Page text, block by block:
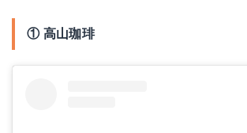
① 高山珈琲